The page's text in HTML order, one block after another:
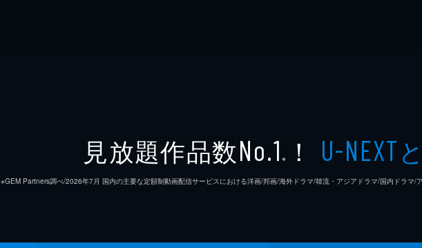
見放題作品数No.1 ※ ！ U-NEXT
※GEM Partners調べ/2026年7⽉ 国内の主要な定額制動画配信サービスにおける洋画/邦画/海外ドラマ/韓流・アジアドラマ/国内ドラマ/